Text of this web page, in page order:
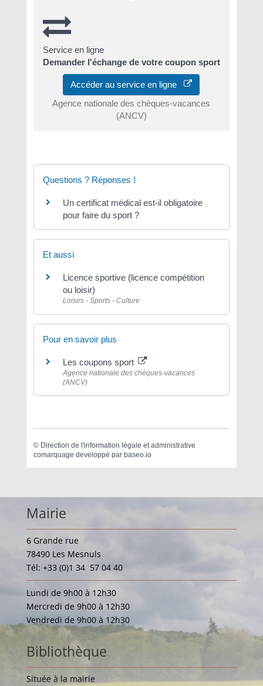
Service en ligne
Demander l'échange de votre coupon sport
Accéder au service en ligne
Agence nationale des chèques-vacances
(ANCV)
Questions ? Réponses !
Un certificat médical est-il obligatoire
pour faire du sport ?
Et aussi
Licence sportive (licence compétition
ou loisir)
Loisirs - Sports - Culture
Pour en savoir plus
Les coupons sport
Agence nationale des chèques-vacances
(ANCV)
© Direction de l'information légale et administrative
comarquage developpé par baseo.io
Mairie
6 Grande rue
78490 Les Mesnuls
Tél: +33 (0)1 34 57 04 40
Lundi de 9h00 à 12h30
Mercredi de 9h00 à 12h30
Vendredi de 9h00 à 12h30
Bibliothèque
Située à la mairie